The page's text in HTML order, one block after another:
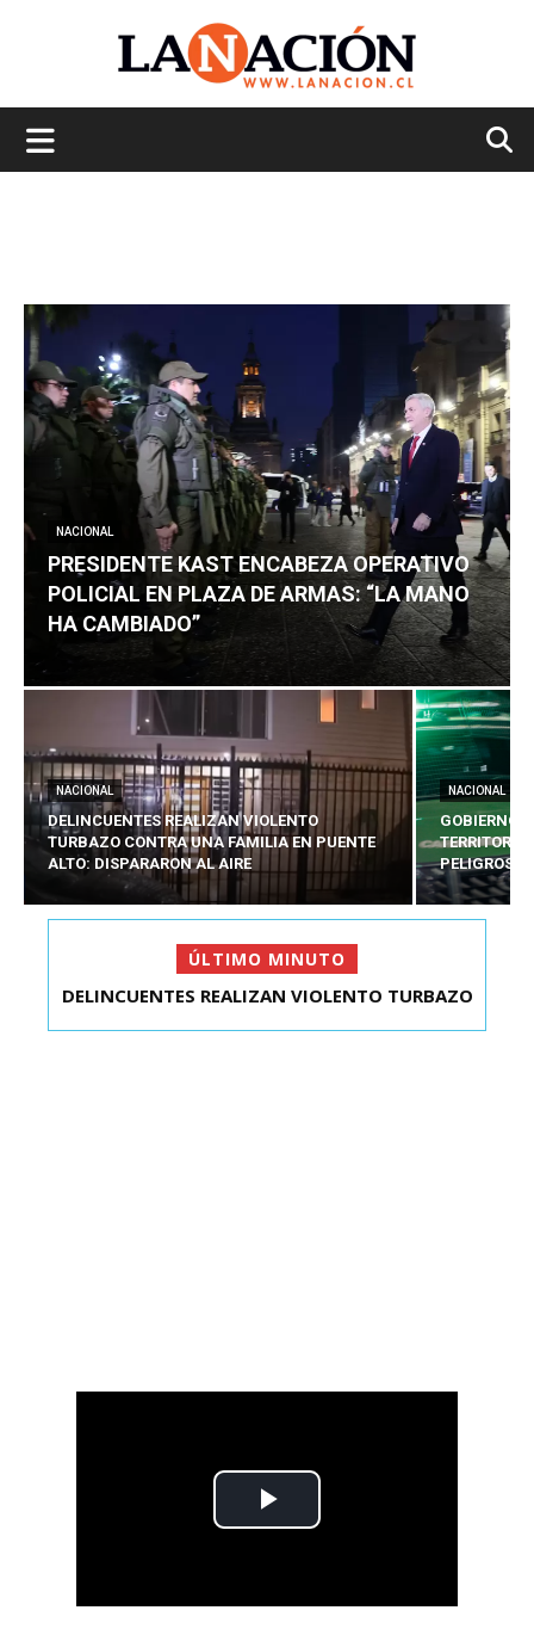
NACIONAL
PRESIDENTE KAST ENCABEZA OPERATIVO
POLICIAL EN PLAZA DE ARMAS: “LA MANO
HA CAMBIADO”
NACIONAL
DELINCUENTES REALIZAN VIOLENTO
TURBAZO CONTRA UNA FAMILIA EN PUENTE
ALTO: DISPARARON AL AIRE
NACIONAL
GOBIERNO
PELIGROSOS
ÚLTIMO MINUTO
DELINCUENTES REALIZAN VIOLENTO TURBAZO
GOBIERNO EVALÚA ESTADO DE EXCEPCIÓN